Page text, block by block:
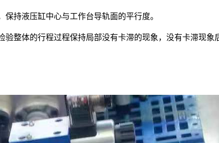
持液压缸中心与工作台导轨面的平行度。
体的行程过程保持局部没有卡滞的现象，没有卡滞现象